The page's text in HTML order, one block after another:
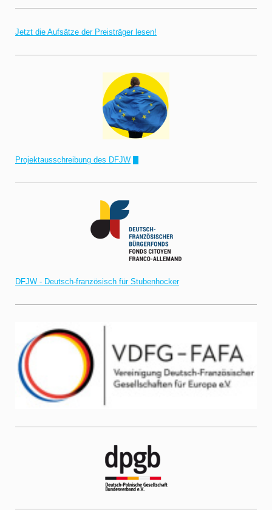
Jetzt die Aufsätze der Preisträger lesen!
Projektausschreibung des DFJW
DFJW - Deutsch-französisch für Stubenhocker